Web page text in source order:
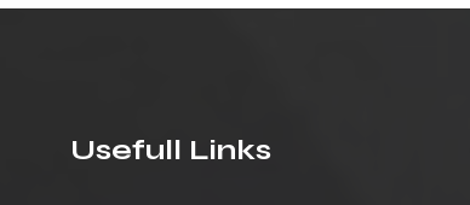
Usefull Links